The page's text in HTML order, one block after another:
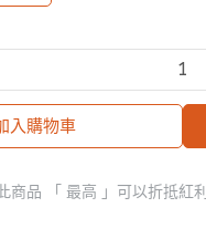
入購物車
商品 「 最高 」可以折抵紅利